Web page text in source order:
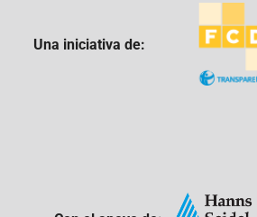
Una iniciativa de: